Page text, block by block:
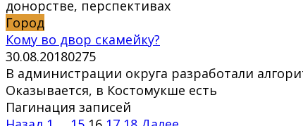
донорстве, перспективах
Город
Кому во двор скамейку?
30.08.20180275
В администрации округа разработали
Оказывается, в Костомукше есть
Пагинация записей